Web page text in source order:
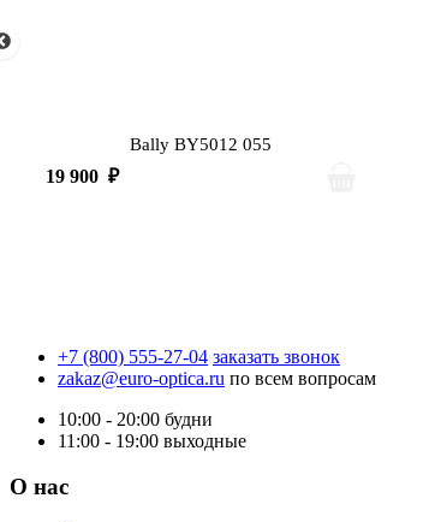
Bally BY5012 055
19 900 ₽
+7 (800) 555-27-04 заказать звонок
zakaz@euro-optica.ru по всем вопросам
10:00 - 20:00 будни
11:00 - 19:00 выходные
О нас